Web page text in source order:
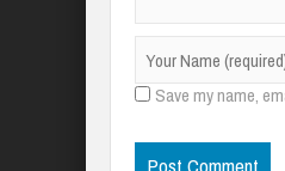
Save my name,